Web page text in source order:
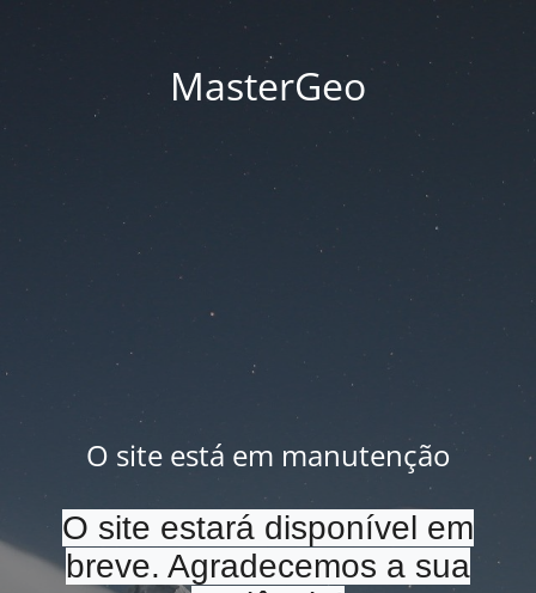
MasterGeo
O site está em manutenção
O site estará disponível em
breve. Agradecemos a sua